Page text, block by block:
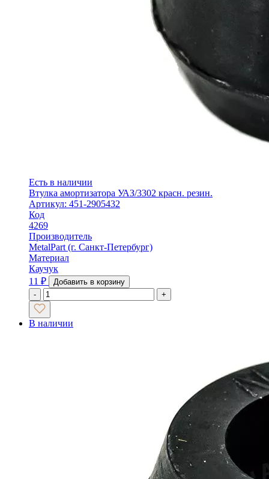
Есть в наличии
Втулка амортизатора УАЗ/3302 красн. резин.
Артикул: 451-2905432
Код
4269
Производитель
MetalPart (г. Санкт-Петербург)
Материал
Каучук
11 ₽
Добавить в корзину
-
+
В наличии